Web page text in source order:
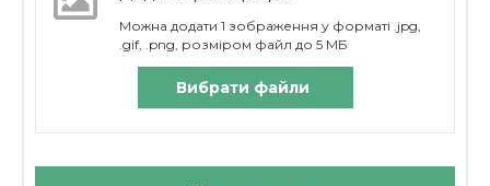
Можна додати 1 зображення у форматі .jpg,
.gif, .png, розміром файл до 5 МБ
Вибрати файли